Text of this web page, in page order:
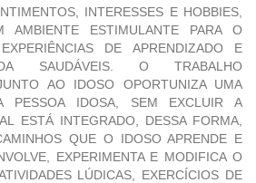
INTERESSES E HOBBIES,
AMBIENTE ESTIMULANTE PARA O
DE APRENDIZADO E
SAUDÁVEIS. O TRABALHO
AO IDOSO OPORTUNIZA UMA
PESSOA IDOSA, SEM EXCLUIR A
ESTÁ INTEGRADO, DESSA FORMA,
QUE O IDOSO APRENDE E
EXPERIMENTA E MODIFICA O
LÚDICAS, EXERCÍCIOS DE